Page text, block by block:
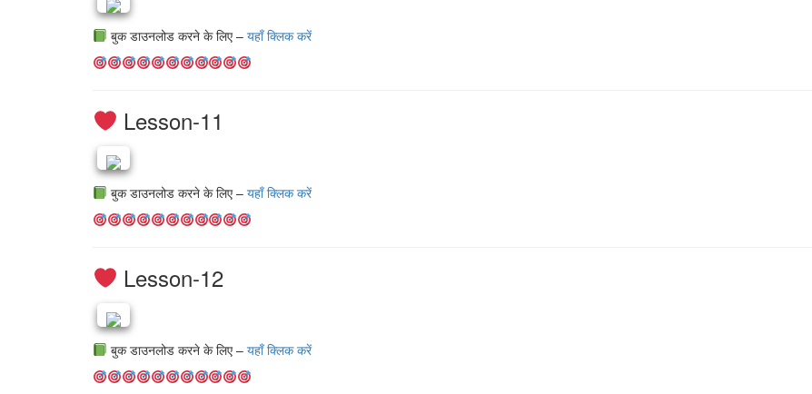
बुक डाउनलोड करने के लिए – यहाँ क्लिक करें
Lesson-11
बुक डाउनलोड करने के लिए – यहाँ क्लिक करें
Lesson-12
बुक डाउनलोड करने के लिए – यहाँ क्लिक करें